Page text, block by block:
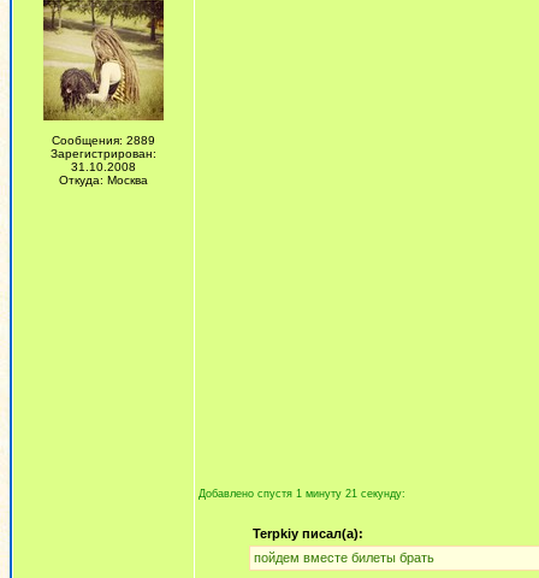
Сообщения: 2889
Зарегистрирован:
31.10.2008
Откуда: Москва
Добавлено спустя 1 минуту 21 секунду:
Terpkiy писал(а):
пойдем вместе билеты брать